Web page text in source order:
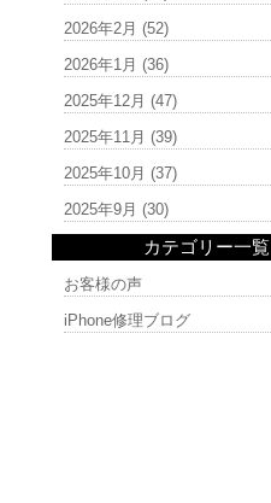
2026年2月 (52)
2026年1月 (36)
2025年12月 (47)
2025年11月 (39)
2025年10月 (37)
2025年9月 (30)
カテゴリー一覧
お客様の声
iPhone修理ブログ